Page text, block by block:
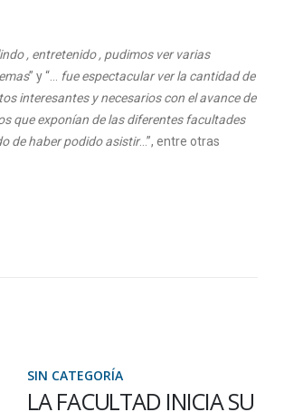
, entretenido , pudimos ver varias
” y “…
fue espectacular ver la cantidad de
interesantes y necesarios con el avance de
que exponían de las diferentes facultades
de haber podido asistir…”, entre otras
SU
SIN CATEGORÍA
CATEGORIZACIÓN